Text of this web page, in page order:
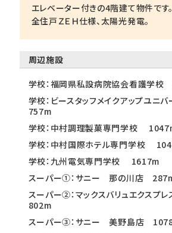
エレベーター付きの4階建て物件です。
全住戸ＺＥＨ仕様、太陽光発電。
周辺施設
学校：福岡県私設病院協会看護学
学校：ビースタッフメイクアップユニ
757m
学校：中村調理製菓専門学校
学校：中村国際ホテル専門学校
学校：九州電気専門学校 1617m
スーパー①：サニー 那の川店
スーパー②：マックスバリュエクス
802m
スーパー③：サニー 美野島店